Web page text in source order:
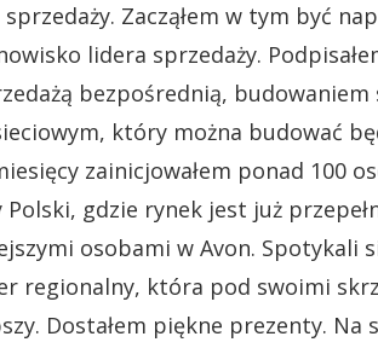
sprzedaży. Zacząłem w tym być
lidera sprzedaży.
bezpośrednią,
który można budować
zainicjowałem ponad 100
Polski, gdzie rynek jest już
osobami w Avon. Spotykali
regionalny, która pod swoimi
Dostałem piękne prezenty.